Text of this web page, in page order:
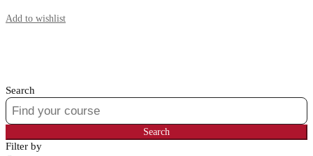
Add to wishlist
Search
Search
for:
Search
Filter by